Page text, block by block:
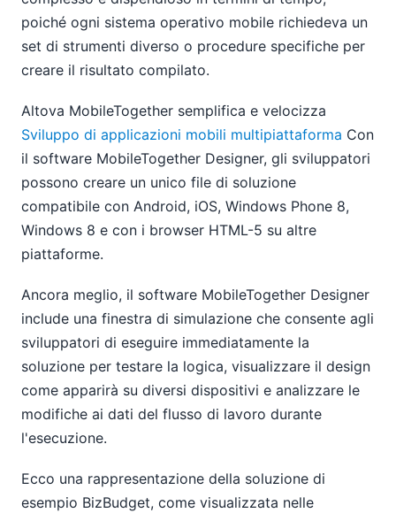
poiché ogni sistema operativo mobile richiedeva un
set di strumenti diverso o procedure specifiche per
creare il risultato compilato.
Altova MobileTogether semplifica e velocizza
Sviluppo di applicazioni mobili multipiattaforma Con
il software MobileTogether Designer, gli sviluppatori
possono creare un unico file di soluzione
compatibile con Android, iOS, Windows Phone 8,
Windows 8 e con i browser HTML-5 su altre
piattaforme.
Ancora meglio, il software MobileTogether Designer
include una finestra di simulazione che consente agli
sviluppatori di eseguire immediatamente la
soluzione per testare la logica, visualizzare il design
come apparirà su diversi dispositivi e analizzare le
modifiche ai dati del flusso di lavoro durante
l'esecuzione.
Ecco una rappresentazione della soluzione di
esempio BizBudget, come visualizzata nelle